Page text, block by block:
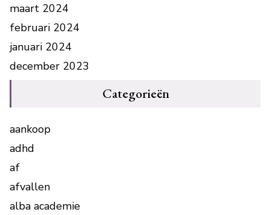
maart 2024
februari 2024
januari 2024
december 2023
Categorieën
aankoop
adhd
af
afvallen
alba academie